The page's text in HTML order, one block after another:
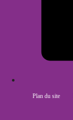
Plan du site